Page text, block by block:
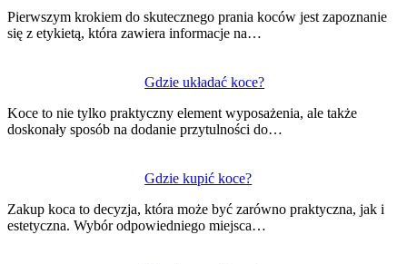
Pierwszym krokiem do skutecznego prania koców jest zapoznanie
się z etykietą, która zawiera informacje na…
Gdzie układać koce?
Koce to nie tylko praktyczny element wyposażenia, ale także
doskonały sposób na dodanie przytulności do…
Gdzie kupić koce?
Zakup koca to decyzja, która może być zarówno praktyczna, jak i
estetyczna. Wybór odpowiedniego miejsca…